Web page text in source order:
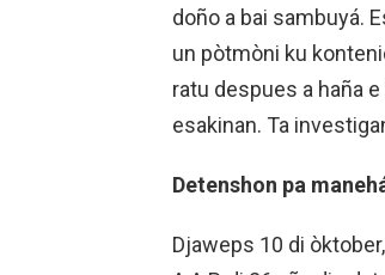
doño a bai sambuyá.
un pòtmòni ku
ratu despues a haña
esakinan. Ta
Detenshon pa
Djaweps 10 di